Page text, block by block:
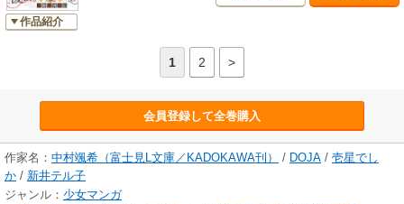
作品紹介
1 2 >
会員登録して全巻購入
作家名： 中村颯希（富士見L文庫／KADOKAWA刊） / DOJA / 壱星でし
か / 新井テル子
ジャンル： 少女マンガ